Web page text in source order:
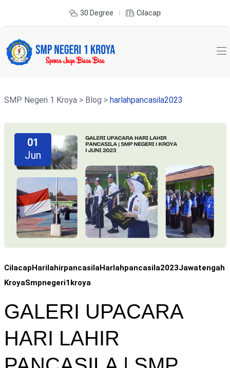
30 Degree Cilacap
SMP Negeri 1 Kroya> Blog > harlahpancasila2023
01
Jun
CilacapHarilahirpancasilaHarlahpancasila2023Jawatengah
KroyaSmpnegeri1kroya
GALERI UPACARA
HARI LAHIR